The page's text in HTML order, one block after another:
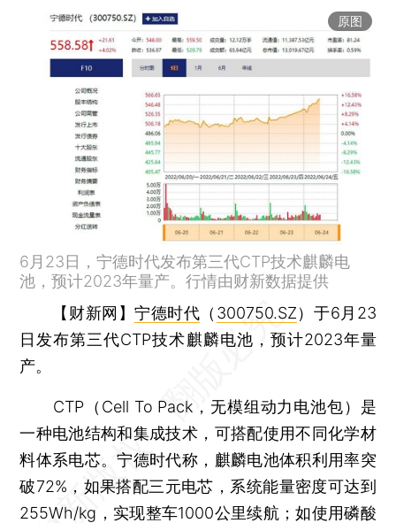
原图
6月23日，宁德时代发布第三代CTP技术麒麟电
池，预计2023年量产。行情由财新数据提供
【财新网】宁德时代 （ 300750.SZ）于6月23
日发布第三代CTP技术麒麟电池，预计2023年量
产。
CTP（Cell To Pack，无模组动力电池包）是
一种电池结构和集成技术，可搭配使用不同化学材
料体系电芯。宁德时代称，麒麟电池体积利用率突
破72%，如果搭配三元电芯，系统能量密度可达到
255Wh/kg，实现整车1000公里续航；如使用磷酸